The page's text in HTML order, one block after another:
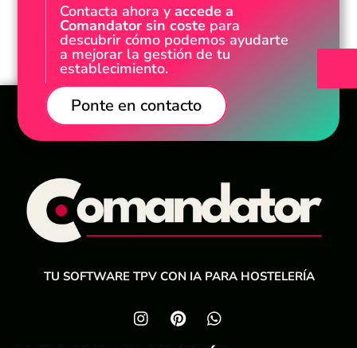
Contacta ahora yaccede a
Comandator sin coste para
descubrir cómo podemos ayudarte
a mejorar la gestión de tu
establecimiento.
Ponte en contacto
TU SOFTWARE TPV CON IA PARA HOSTELERÍA